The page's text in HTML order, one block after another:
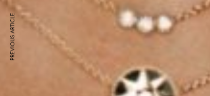
PREVIOUS ARTICLE